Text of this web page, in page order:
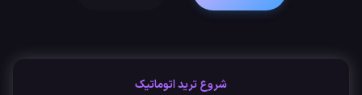
شروع ترید اتوماتیک